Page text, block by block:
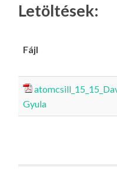
Letöltések:
Fájl
Gyula